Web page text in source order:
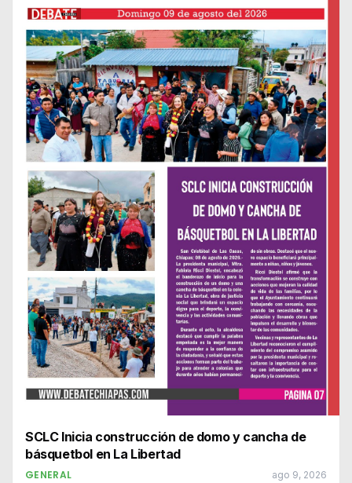
SCLC Inicia construcción de domo y cancha de
básquetbol en La Libertad
GENERAL ago 9, 2026